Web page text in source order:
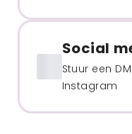
Social
Stuur een
Instagram